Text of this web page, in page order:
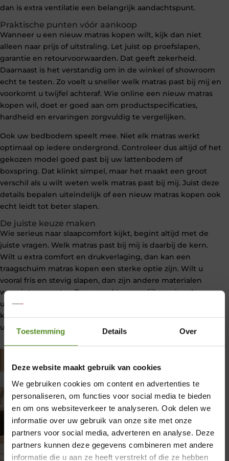
Toestemming Details Over
Deze website maakt gebruik van cookies
We gebruiken cookies om content en advertenties te
personaliseren, om functies voor social media te bieden
en om ons websiteverkeer te analyseren. Ook delen we
informatie over uw gebruik van onze site met onze
partners voor social media, adverteren en analyse. Deze
partners kunnen deze gegevens combineren met andere
informatie die u aan ze heeft verstrekt of die ze hebben
dan is extra ventilatie een belangrijk aandachtspunt.
Praktische punten vóór aankoop
Wanneer u een nieuw matras kopen wilt, kijk dan niet
alleen naar prijs of uitstraling. Let juist op proefslapen,
garantie en retourvoorwaarden. Dat geeft zekerheid.
Daarnaast is het verstandig om in de winkel of showroom
echt te testen. Zo voelt u sneller welk matras past bij mij en
voorkomt u twijfel achteraf. Wie online een nieuw matras
kopen wil, doet er goed aan om productspecificaties,
hardheid en ervaringen zorgvuldig te vergelijken.
Ook uw bedbodem speelt mee. Niet elk matras werkt
optimaal op iedere ondergrond. Controleer dus altijd of het
gekozen model goed past bij uw lattenbodem of
boxspring. Dat klinkt simpel, maar het maakt een groot
verschil als u wilt weten welk matras past bij mij. Juist deze
details bepalen uiteindelijk of een nieuw matras kopen ook
echt leidt tot beter slapen.
De juiste keuze maken
Wie serieus naar slaapcomfort kijkt, begint altijd met de
juiste vragen. Welk matras past bij mij is daarbij de kern.
Wilt u extra comfort en drukverlaging, dan kan een
traagschuim matras kopen een sterke optie zijn. Wilt u
vooral fris en stevig slapen, dan zijn andere materialen
weer interessanter. Door goed te vergelijken, signalen van
uw lichaam serieus te nemen en bewust een nieuw matras
kopen aan te pakken, maakt u uiteindelijk een keuze waar
u jarenlang profijt van heeft.
×